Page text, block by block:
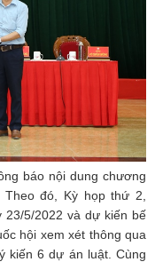
báo nội dung chương
đó, Kỳ họp thứ 2,
23/5/2022 và dự kiến bế
hội xem xét thông qua
kiến 6 dự án luật. Cùng